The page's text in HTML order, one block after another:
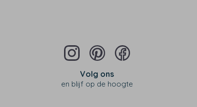
Volg ons
en blijf op de hoogte